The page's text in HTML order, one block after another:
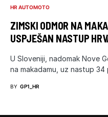
HR AUTOMOTO
ZIMSKI ODMOR NA
USPJEŠAN NASTUP
U Sloveniji, nadomak Nove
na makadamu, uz nastup
BY GP1_HR